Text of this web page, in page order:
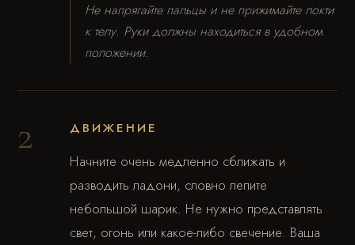
Не напрягайте пальцы и не прижимайте локти
к телу. Руки должны находиться в удобном
положении.
2 ДВИЖЕНИЕ
Начните очень медленно сближать и
разводить ладони, словно лепите
небольшой шарик. Не нужно представлять
свет, огонь или какое-либо свечение. Ваша